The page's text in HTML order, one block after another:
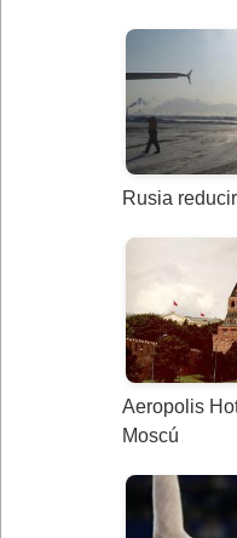
Rusia
Aeropolis
Moscú